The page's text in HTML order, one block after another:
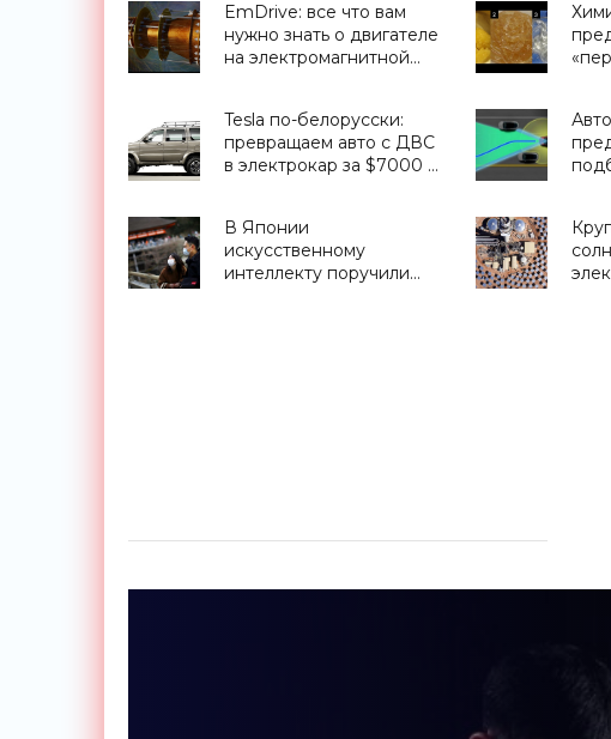
EmDrive: все что вам
нужно знать о двигателе
на электромагнитной
Tesla по-белорусски:
превращаем авто с ДВС
в электрокар за $7000 -
В Японии
искусственному
интеллекту поручили